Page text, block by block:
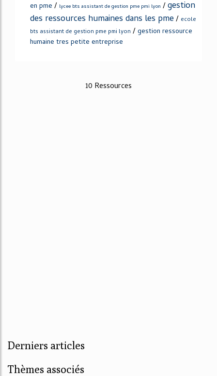
en pme / lycee bts assistant de gestion pme pmi lyon /gestion
des ressources humaines dans les pme/ ecole
bts assistant de gestion pme pmi lyon /gestion ressource
humaine tres petite entreprise
10 Ressources
Derniers articles
Thèmes associés